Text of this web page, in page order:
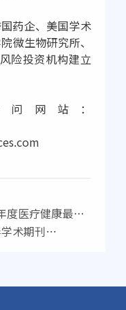
药企、美国学术
微生物研究所、
险投资机构建立
网站：
度医疗健康最具
术期刊